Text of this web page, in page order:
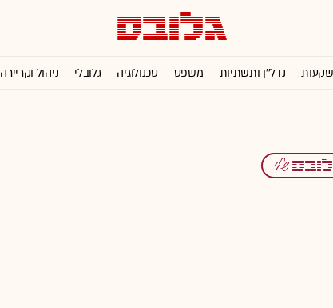
נדל''ן ותשתיות משפט טכנולוגיה גלובלי ניהול וקריירה